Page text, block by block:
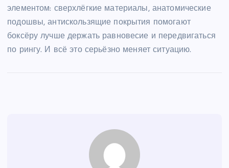
элементом: сверхлёгкие материалы, анатомические
подошвы, антискользящие покрытия помогают
боксёру лучше держать равновесие и передвигаться
по рингу. И всё это серьёзно меняет ситуацию.